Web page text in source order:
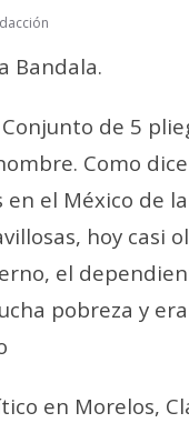
Bandala.
Conjunto de 5
Como
en el México de
hoy casi
el
pobreza y
en Morelos,